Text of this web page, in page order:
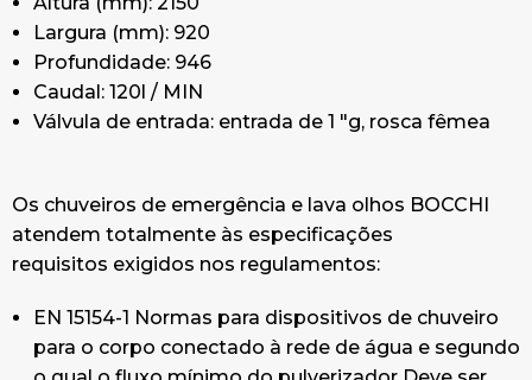
UNI7546 / 2 UNI7546 / 3 UNI7546 / 4 que requer
a presença de um cartel individual cativo para o
chuveiro e outro para o colírio de emergência.
Din 12899 PARTE 2
Largura (mm): 920
Profundidade: 946
Caudal: 120l / MIN
Válvula de entrada: entrada de 1 "g, rosca fêmea
Os chuveiros de emergência e lava olhos BOCCHI
atendem totalmente às especificações
requisitos exigidos nos regulamentos:
EN 15154-1 Normas para dispositivos de chuveiro
para o corpo conectado à rede de água e segundo